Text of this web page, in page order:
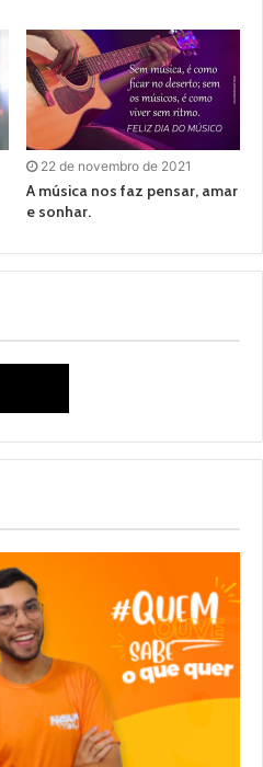
22 de novembro de 2021
A música nos faz pensar, amar
e sonhar.